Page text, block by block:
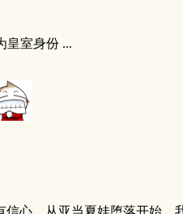
室身份 ...
心。从亚当夏娃堕落开始